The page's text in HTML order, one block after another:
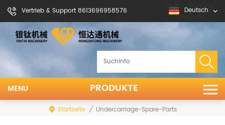
Vertrieb & Support 8613696958576 Deutsch
PRODUKTE
MENU
Startseite / Undercarriage-Spare-Parts